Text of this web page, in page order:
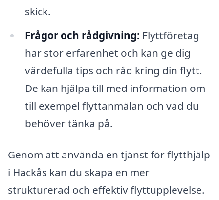
skick.
Frågor och rådgivning: Flyttföretag
har stor erfarenhet och kan ge dig
värdefulla tips och råd kring din flytt.
De kan hjälpa till med information om
till exempel flyttanmälan och vad du
behöver tänka på.
Genom att använda en tjänst för flytthjälp
i Hackås kan du skapa en mer
strukturerad och effektiv flyttupplevelse.